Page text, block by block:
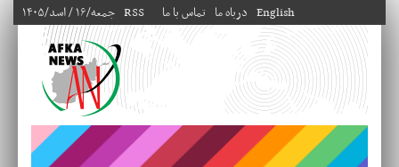
۱۴۰۵/جمعه/۱۶ / اسد RSS تماس با ما درباه ما English